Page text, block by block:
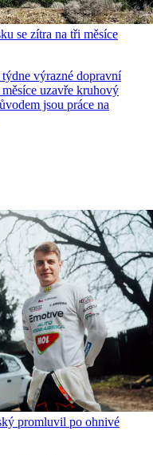
se zítra na tři měsíce
výrazné dopravní
uzavře kruhový
jsou práce na
promluvil po ohnivé